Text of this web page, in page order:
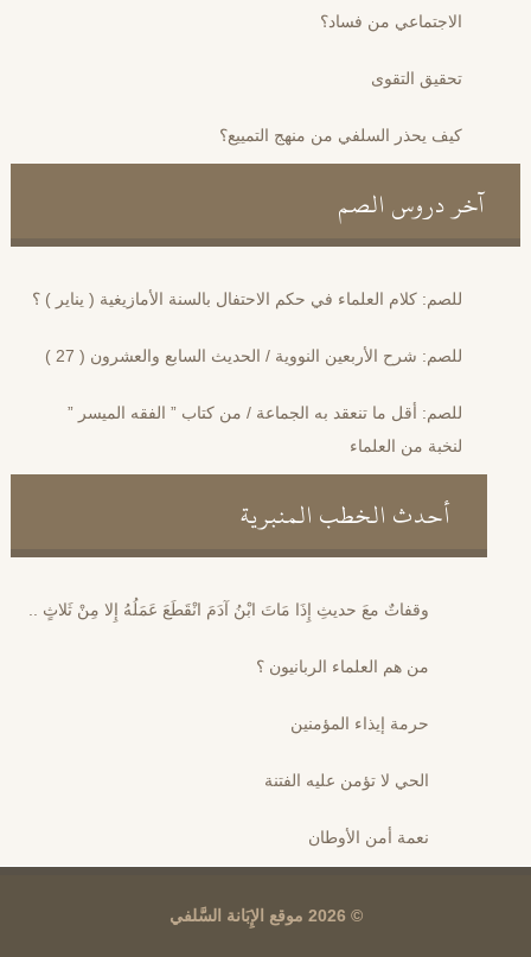
الاجتماعي من فساد؟
تحقيق التقوى
كيف يحذر السلفي من منهج التمييع؟
آخر دروس الصم
للصم: كلام العلماء في حكم الاحتفال بالسنة الأمازيغية ( يناير ) ؟
للصم: شرح الأربعين النووية / الحديث السابع والعشرون ( 27 )
للصم: أقل ما تنعقد به الجماعة / من كتاب ” الفقه الميسر ”
لنخبة من العلماء
أحدث الخطب المنبرية
وقفاتٌ معَ حديثِ إِذَا مَاتَ ابْنُ آدَمَ انْقَطَعَ عَمَلُهُ إِلا مِنْ ثَلاثٍ ..
من هم العلماء الربانيون ؟
حرمة إيذاء المؤمنين
الحي لا تؤمن عليه الفتنة
نعمة أمن الأوطان
© 2026 موقع الإِبَانة السَّلفي